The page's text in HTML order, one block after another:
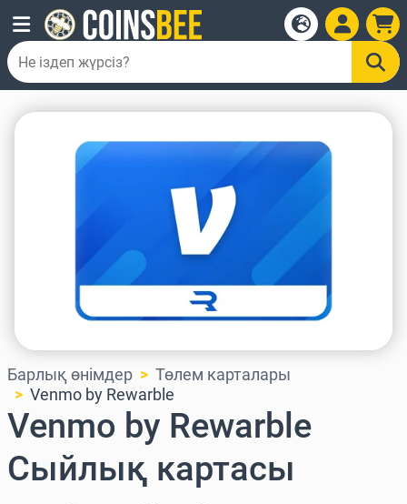
Барлық өнімдер
Төлем карталары
Venmo by Rewarble
Venmo by Rewarble
Сыйлық картасы